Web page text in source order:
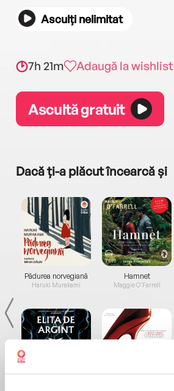
Asculți nelimitat
7h 21m Adaugă la wishlist
Ascultă gratuit
Dacă ți-a plăcut încearcă și
Pădurea norvegiană
Haruki Murakami
Hamnet
Maggie O'Farrell